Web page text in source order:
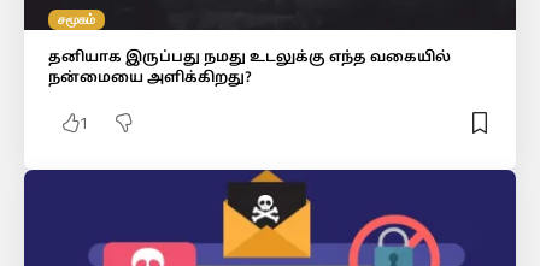
சமூகம்
தனியாக இருப்பது நமது உடலுக்கு எந்த வகையில்
நன்மையை அளிக்கிறது?
1